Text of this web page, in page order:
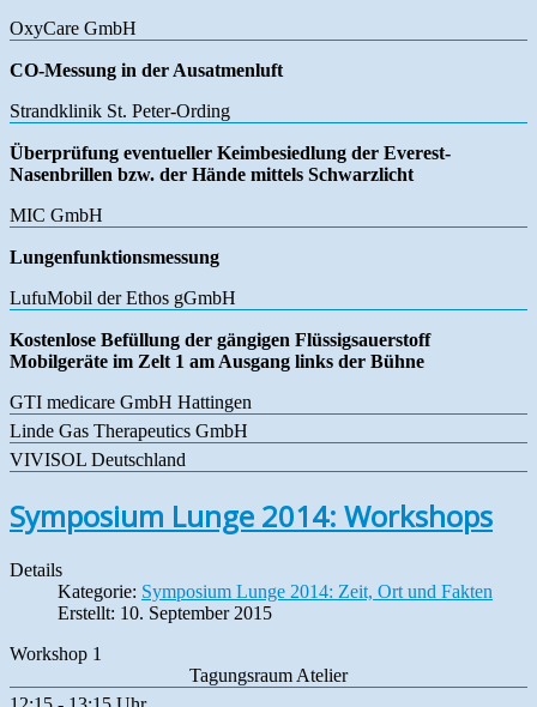
OxyCare GmbH
CO-Messung in der Ausatmenluft
Strandklinik St. Peter-Ording
Überprüfung eventueller Keimbesiedlung der Everest-
Nasenbrillen bzw. der Hände mittels Schwarzlicht
MIC GmbH
Lungenfunktionsmessung
LufuMobil der Ethos gGmbH
Kostenlose Befüllung der gängigen Flüssigsauerstoff
Mobilgeräte im Zelt 1 am Ausgang links der Bühne
GTI medicare GmbH Hattingen
Linde Gas Therapeutics GmbH
VIVISOL Deutschland
Symposium Lunge 2014: Workshops
Details
Kategorie: Symposium Lunge 2014: Zeit, Ort und Fakten
Erstellt: 10. September 2015
Workshop 1
Tagungsraum Atelier